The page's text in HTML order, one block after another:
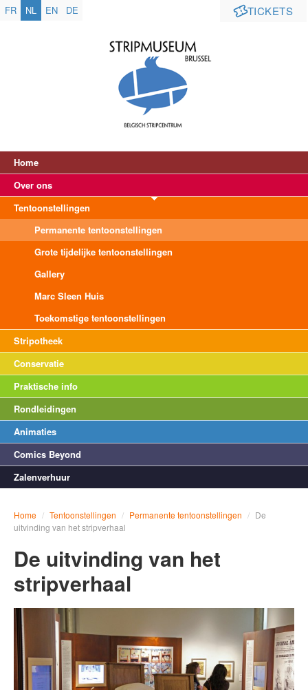
TICKETS
FR NL EN DE
Home
Over ons
Tentoonstellingen
Permanente tentoonstellingen
Grote tijdelijke tentoonstellingen
Gallery
Marc Sleen Huis
Toekomstige tentoonstellingen
Stripotheek
Conservatie
Praktische info
Rondleidingen
Animaties
Comics Beyond
Zalenverhuur
Home / Tentoonstellingen / Permanente tentoonstellingen / De
uitvinding van het stripverhaal
De uitvinding van het
stripverhaal